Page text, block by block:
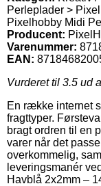
Perleplader >
Pixelhobby Midi
Producent:
Varenummer:
EAN:
Vurderet til 3.5 ud
En række internet
fragttyper.
bragt ordren til en
varer når det
overkommelig,
leveringsmanér
Havblå 2x2mm –